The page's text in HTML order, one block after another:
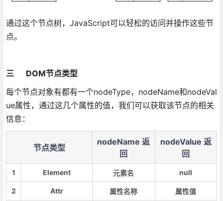
通过这个节点树，JavaScript可以轻松的访问并操作这些节
点。
三 DOM节点类型
每个节点对象有都有一个nodeType，nodeName和nodeVal
ue属性，通过这几个属性的值，我们可以获取该节点的相关
信息：
节点类型
nodeName 返
回
nodeValue 返
回
1 Element 元素名 null
2 Attr 属性名称 属性值